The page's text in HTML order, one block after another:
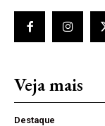
Veja mais
Destaque